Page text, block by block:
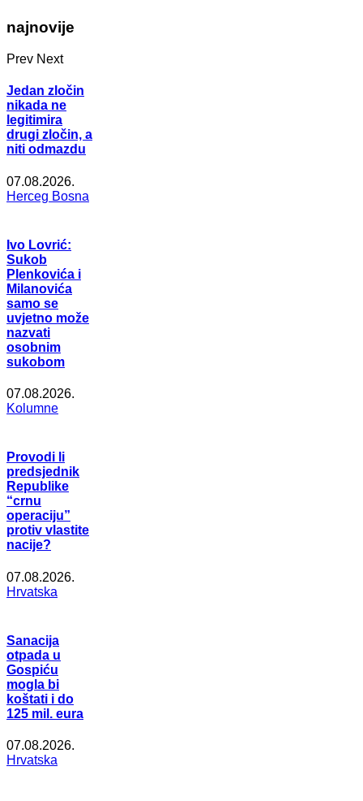
najnovije
Prev Next
Jedan zločin
nikada ne
legitimira
drugi zločin, a
niti odmazdu
07.08.2026.
Herceg Bosna
Ivo Lovrić:
Sukob
Plenkovića i
Milanovića
samo se
uvjetno može
nazvati
osobnim
sukobom
07.08.2026.
Kolumne
Provodi li
predsjednik
Republike
“crnu
operaciju”
protiv vlastite
nacije?
07.08.2026.
Hrvatska
Sanacija
otpada u
Gospiću
mogla bi
koštati i do
125 mil. eura
07.08.2026.
Hrvatska